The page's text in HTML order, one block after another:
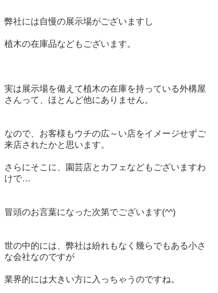
弊社には自慢の展示場がございますし
植木の在庫品などもございます。
実は展示場を備えて植木の在庫を持っている外構屋
さんって、ほとんど他にありません。
なので、お客様もウチの広～い店をイメージせずご
来店されたかと思います。
さらにそこに、園芸店とカフェなどもございますわ
けで…
冒頭のお言葉になった次第でございます(^^)
世の中的には、弊社は紛れもなく幾らでもある小さ
な会社なのですが
業界的には大きい方に入っちゃうのですね。